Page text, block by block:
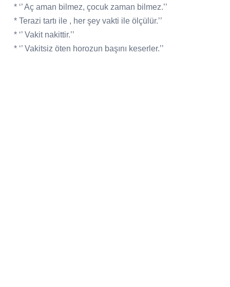
* ‘’ Aç aman bilmez, çocuk zaman bilmez.’’
* Terazi tartı ile , her şey vakti ile ölçülür.’’
* ‘’ Vakit nakittir.’’
* ‘’ Vakitsiz öten horozun başını keserler.’’